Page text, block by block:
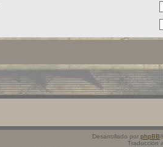
Desarrollado por phpBB
Traducción